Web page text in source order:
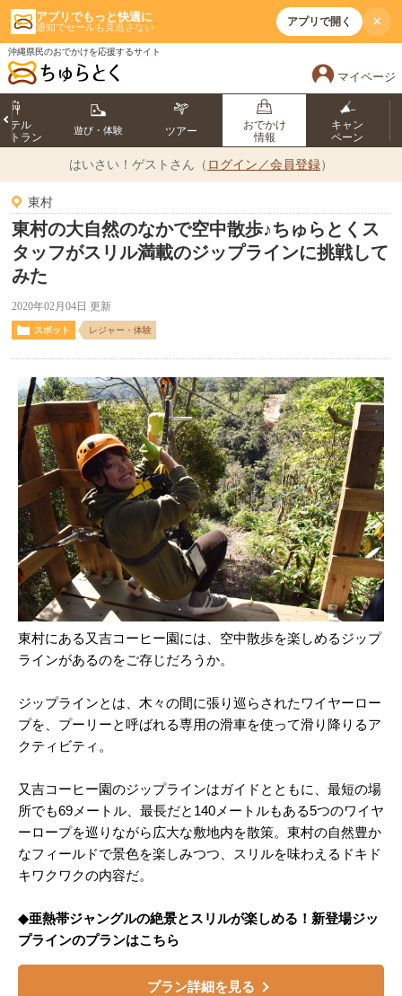
アプリでもっと快適に
通知でセールも見逃さない アプリで開く ×
沖縄県民のおでかけを応援するサイト
マイページ
ホテル
トラン
遊び・体験 ツアー
おでかけ
情報
キャン
ペーン
はいさい！ ゲストさん（ ログイン／会員登録）
東村
東村の大自然のなかで空中散歩♪ちゅらとくス
タッフがスリル満載のジップラインに挑戦して
みた
2020年02月04日 更新
スポット レジャー・体験
東村にある又吉コーヒー園には、空中散歩を楽しめるジップ
ラインがあるのをご存じだろうか。
ジップラインとは、木々の間に張り巡らされたワイヤーロー
プを、プーリーと呼ばれる専用の滑車を使って滑り降りるア
クティビティ。
又吉コーヒー園のジップラインはガイドとともに、最短の場
所でも69メートル、最長だと140メートルもある5つのワイヤ
ーロープを巡りながら広大な敷地内を散策。東村の自然豊か
なフィールドで景色を楽しみつつ、スリルを味わえるドキド
キワクワクの内容だ。
◆亜熱帯ジャングルの絶景とスリルが楽しめる！新登場ジッ
プラインのプランはこちら
プラン詳細を見る